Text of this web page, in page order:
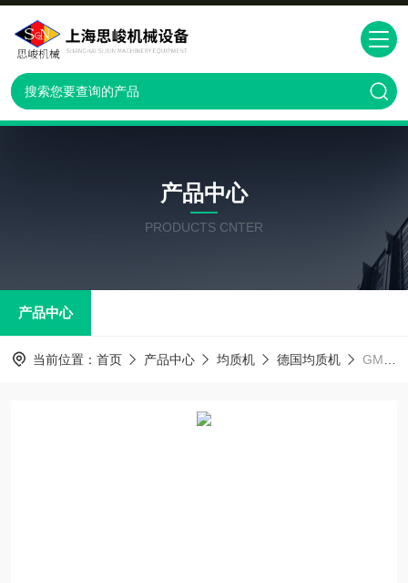
产品中心
PRODUCTS CNTER
产品中心
当前位置： 首页 产品中心 均质机 德国均质机 GMD2000核桃乳纳米研磨均质机